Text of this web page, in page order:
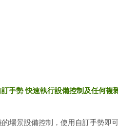
手勢 快速執行設備控制及任何複
的場景設備控制，使用自訂手勢即